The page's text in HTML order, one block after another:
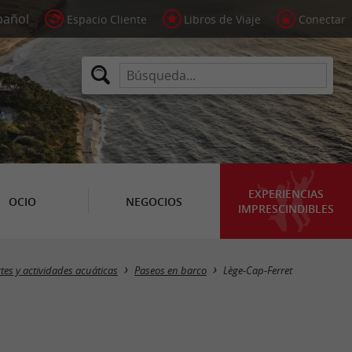
Espacio Cliente Libros de Viaje Conectar
OCIO NEGOCIOS
EXPERIENCIAS
IMPRESCINDIBLES
Masquer la carte
y actividades acuáticas Paseos en barco Lège-Cap-Ferret